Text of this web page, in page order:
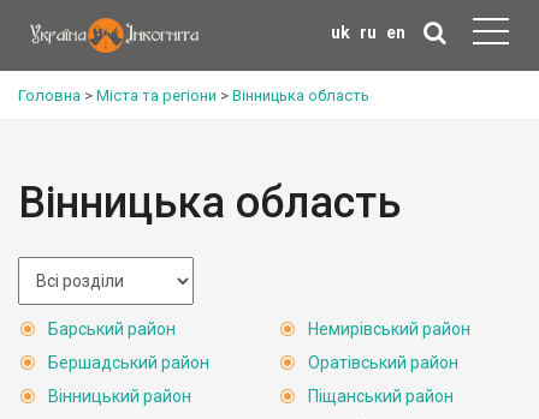
uk ru en
Головна > Міста та регіони > Вінницька область
Вінницька область
Барський район
Бершадський район
Вінницький район
Немирівський район
Оратівський район
Піщанський район